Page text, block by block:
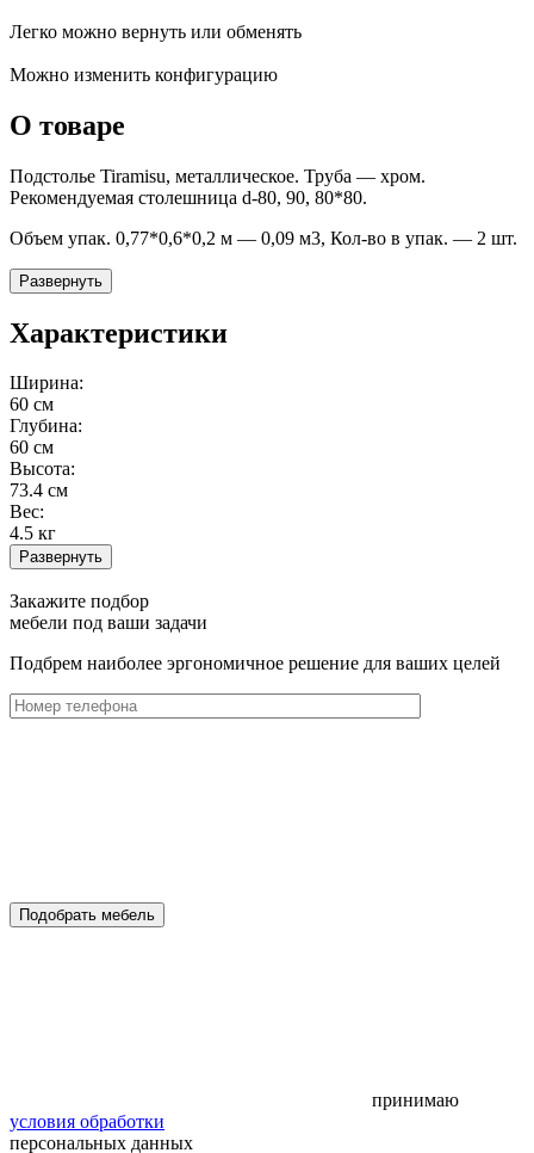
Легко можно вернуть или обменять
Можно изменить конфигурацию
О товаре
Подстолье Tiramisu, металлическое. Труба — хром.
Рекомендуемая столешница d-80, 90, 80*80.
Объем упак. 0,77*0,6*0,2 м — 0,09 м3, Кол-во в упак. — 2 шт.
Развернуть
Характеристики
Ширина:
60 см
Глубина:
60 см
Высота:
73.4 см
Вес:
4.5 кг
Развернуть
Закажите подбор
мебели под ваши задачи
Подбрем наиболее эргономичное решение для ваших целей
Подобрать мебель
принимаю
условия обработки
персональных данных